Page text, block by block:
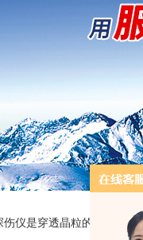
伤仪是穿透晶粒的微观显微